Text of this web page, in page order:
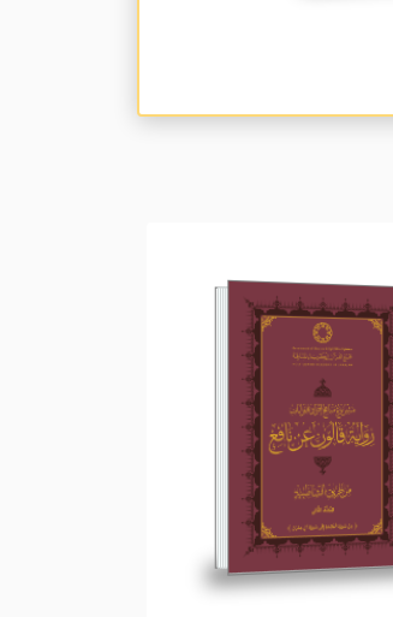
رواية قالون عن نافع
من طريق الشاطبية -
المجلد الثاني
تصفح المجلد